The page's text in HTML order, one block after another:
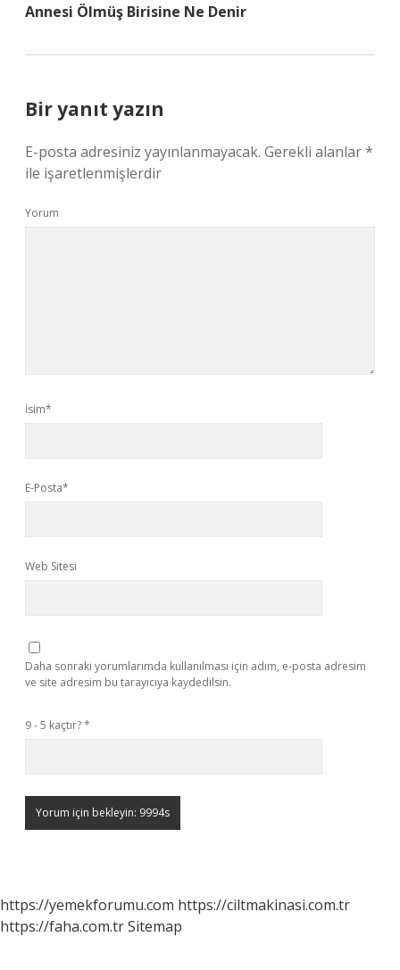
Annesi Ölmüş Birisine Ne Denir
Bir yanıt yazın
E-posta adresiniz yayınlanmayacak. Gerekli alanlar*
ile işaretlenmişlerdir
Yorum
İsim*
E-Posta*
Web Sitesi
Daha sonraki yorumlarımda kullanılması için adım, e-posta adresim
ve site adresim bu tarayıcıya kaydedilsin.
9 - 5 kaçtır?*
https://yemekforumu.com https://ciltmakinasi.com.tr
https://faha.com.trSitemap